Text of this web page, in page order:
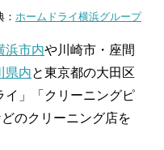
： ホームドライ横浜グループ
浜市内や川崎市・座間
県内と東京都の大田区
イ」「クリーニングピ
のクリーニング店を